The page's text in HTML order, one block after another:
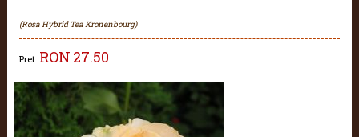
(Rosa Hybrid Tea Kronenbourg)
Pret: RON 27.50